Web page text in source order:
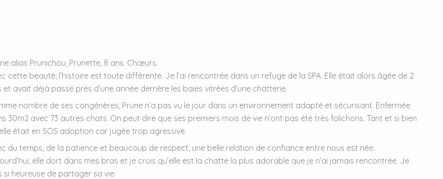
alias Prunichou, Prunette, 8 ans. Chœurs.
cette beauté, l’histoire est toute différente. Je l’ai rencontrée dans un refuge de la SPA. Elle était alors âgée de 2
et avait déjà passé près d’une année derrière les baies vitrées d’une chatterie.
nombre de ses congénères, Prune n’a pas vu le jour dans un environnement adapté et sécurisant. Enfermée
30m2 avec 73 autres chats. On peut dire que ses premiers mois de vie n’ont pas été très folichons. Tant et si bien
était en SOS adoption car jugée trop agressive.
du temps, de la patience et beaucoup de respect, une belle relation de confiance entre nous est née.
elle dort dans mes bras et je crois qu’elle est la chatte la plus adorable que je n’ai jamais rencontrée. Je
si heureuse de partager sa vie.